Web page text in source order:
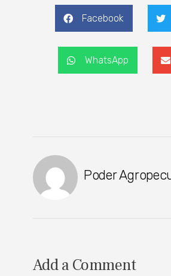
Facebook
WhatsApp
Poder
Add a Comment